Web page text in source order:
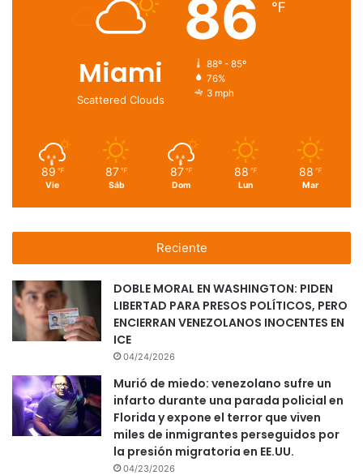
Miami
Scattered Clouds
86 ℉
88º - 85º
76%
3 mph
89 ℉
Vie
87 ℉
Sáb
87 ℉
Dom
88 ℉
Lun
88 ℉
Mar
Reciente
DOBLE MORAL EN WASHINGTON: PIDEN
LIBERTAD PARA PRESOS POLÍTICOS, PERO
ENCIERRAN VENEZOLANOS INOCENTES EN
ICE
04/24/2026
Murió de miedo: venezolano sufre un
infarto durante una parada policial en
Florida y expone el terror que viven
miles de inmigrantes perseguidos por
la presión migratoria en EE.UU.
04/23/2026